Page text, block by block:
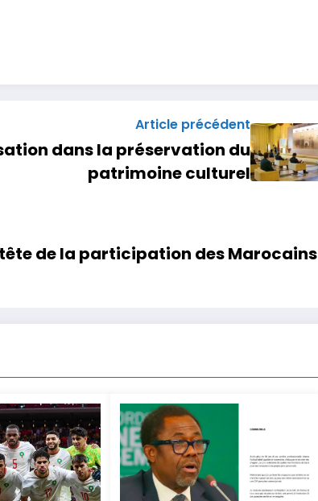
Article précédent
dans la préservation du
patrimoine culturel
de la participation des Marocains